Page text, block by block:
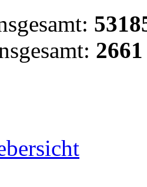
2661